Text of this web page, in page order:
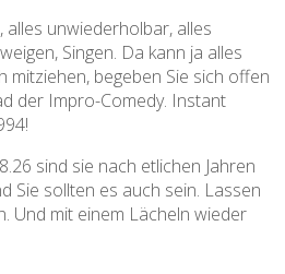
unwiederholbar, alles
Singen. Da kann ja alles
mitziehen, begeben Sie sich offen
der Impro-Comedy. Instant
sind sie nach etlichen Jahren
Sie sollten es auch sein. Lassen
Und mit einem Lächeln wieder